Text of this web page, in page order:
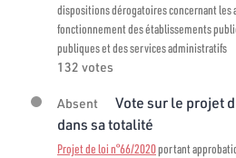
dispositions dérogatoires concernant les
fonctionnement des établissements
publiques et des services administratifs
132 votes
Absent
Vote sur le projet
dans sa totalité
Projet de loi n°66/2020portant